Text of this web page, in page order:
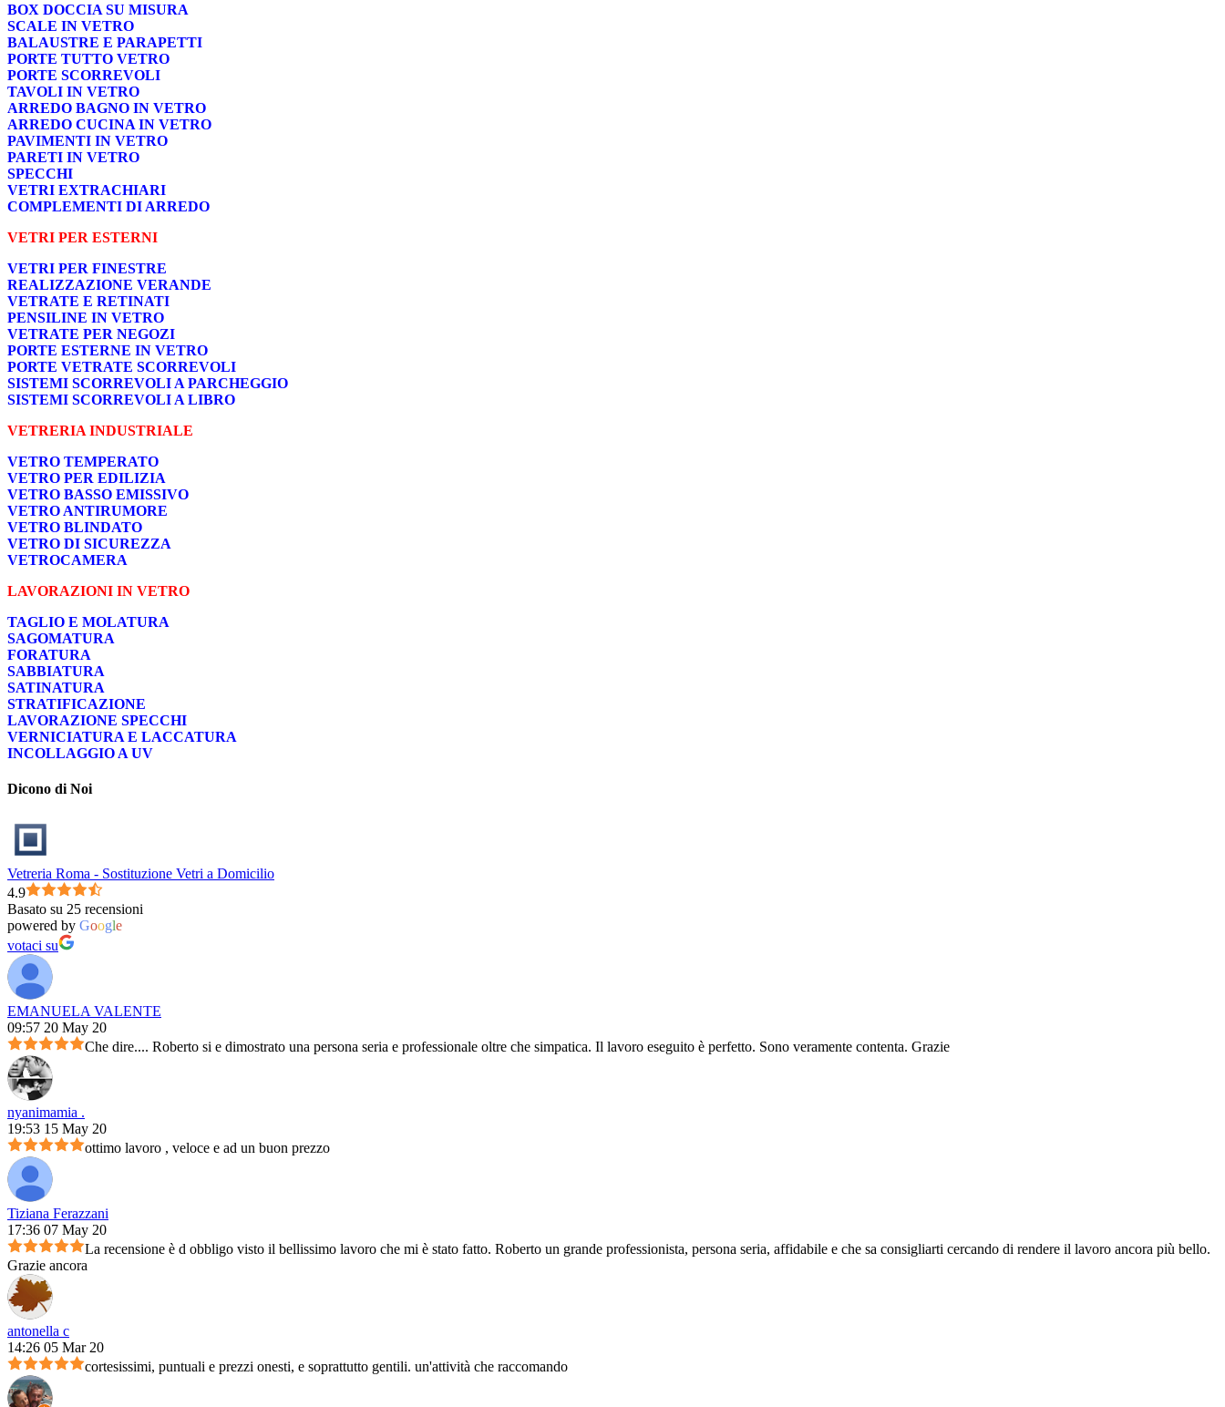
BOX DOCCIA SU MISURA
SCALE IN VETRO
BALAUSTRE E PARAPETTI
PORTE TUTTO VETRO
PORTE SCORREVOLI
TAVOLI IN VETRO
ARREDO BAGNO IN VETRO
ARREDO CUCINA IN VETRO
PAVIMENTI IN VETRO
PARETI IN VETRO
SPECCHI
VETRI EXTRACHIARI
COMPLEMENTI DI ARREDO
VETRI PER ESTERNI
VETRI PER FINESTRE
REALIZZAZIONE VERANDE
VETRATE E RETINATI
PENSILINE IN VETRO
VETRATE PER NEGOZI
PORTE ESTERNE IN VETRO
PORTE VETRATE SCORREVOLI
SISTEMI SCORREVOLI A PARCHEGGIO
SISTEMI SCORREVOLI A LIBRO
VETRERIA INDUSTRIALE
VETRO TEMPERATO
VETRO PER EDILIZIA
VETRO BASSO EMISSIVO
VETRO ANTIRUMORE
VETRO BLINDATO
VETRO DI SICUREZZA
VETROCAMERA
LAVORAZIONI IN VETRO
TAGLIO E MOLATURA
SAGOMATURA
FORATURA
SABBIATURA
SATINATURA
STRATIFICAZIONE
LAVORAZIONE SPECCHI
VERNICIATURA E LACCATURA
INCOLLAGGIO A UV
Dicono di Noi
Vetreria Roma - Sostituzione Vetri a Domicilio
4.9
Basato su 25 recensioni
powered by Google
votaci su
EMANUELA VALENTE
09:57 20 May 20
Che dire.... Roberto si e dimostrato una persona seria e professionale oltre che simpatica. Il lavoro eseguito è perfetto. Sono veramente contenta. Grazie
nyanimamia .
19:53 15 May 20
ottimo lavoro , veloce e ad un buon prezzo
Tiziana Ferazzani
17:36 07 May 20
La recensione è d obbligo visto il bellissimo lavoro che mi è stato fatto. Roberto un grande professionista, persona seria, affidabile e che sa consigliarti cercando di rendere il lavoro ancora più bello.
Grazie ancora
antonella c
14:26 05 Mar 20
cortesissimi, puntuali e prezzi onesti, e soprattutto gentili. un'attività che raccomando